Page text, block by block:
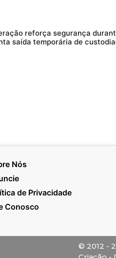
reforça segurança
saída temporária de
Nós
de Privacidade
Conosco
© 2012 -